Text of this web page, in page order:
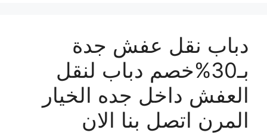
دباب نقل عفش جدة
بـ30%خصم دباب لنقل
العفش داخل جده الخيار
المرن اتصل بنا الان